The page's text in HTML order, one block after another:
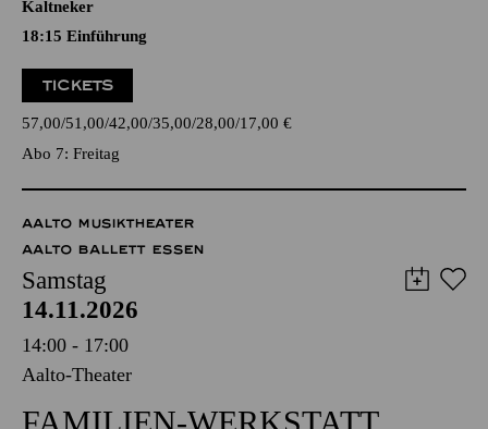
Oper in drei Akten von Erich Wolfgang Korngold
Kaltneker
18:15 Einführung
TICKETS
57,00 51,00 42,00 35,00 28,00 17,00€
Abo 7: Freitag
AALTO MUSIKTHEATER
AALTO BALLETT ESSEN
Samstag
14.11.2026
14:00 - 17:00